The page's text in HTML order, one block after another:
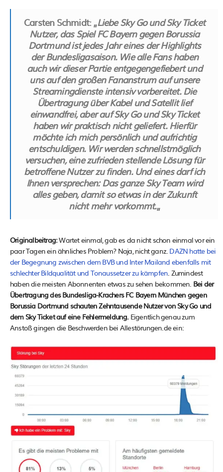
Carsten Schmidt:„Liebe Sky Go und Sky Ticket
Nutzer, das Spiel FC Bayern gegen Borussia
Dortmund ist jedes Jahr eines der Highlights
der Bundesligasaison. Wie alle Fans haben
auch wir dieser Partie entgegengefiebert und
uns auf den großen Fananstrum auf unsere
Streamingdienste intensiv vorbereitet. Die
Übertragung über Kabel und Satellit lief
einwandfrei, aber auf Sky Go und Sky Ticket
haben wir praktisch nicht geliefert. Hierfür
möchte ich mich persönlich und aufrichtig
entschuldigen. Wir werden schnellstmöglich
versuchen, eine zufrieden stellende Lösung für
betroffene Nutzer zu finden. Und eines darf ich
Ihnen versprechen: Das ganze Sky Team wird
alles geben, damit so etwas in der Zukunft
nicht mehr vorkommt.„
Originalbeitrag:Wartet einmal, gab es da nicht schon einmal vor ein
paar Tagen ein ähnliches Problem? Naja, nicht ganz. DAZN hatte bei
der Begegnung zwischen dem BVB und Inter Mailand ebenfalls mit
schlechter Bildqualität und Tonaussetzer zu kämpfen . Zumindest
haben die meisten Abonnenten etwas zu sehen bekommen. Bei der
Übertragung des Bundesliga-Krachers FC Bayern München gegen
Borussia Dortmund schauten Zehntausende Nutzer von Sky Go und
dem Sky Ticket auf eine Fehlermeldung.Eigentlich genau zum
Anstoß gingen die Beschwerden bei Allestörungen.de ein: